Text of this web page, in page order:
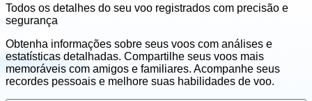
Todos os detalhes do seu voo registrados com precisão e
segurança
Obtenha informações sobre seus voos com análises e
estatísticas detalhadas. Compartilhe seus voos mais
memoráveis com amigos e familiares. Acompanhe seus
recordes pessoais e melhore suas habilidades de voo.